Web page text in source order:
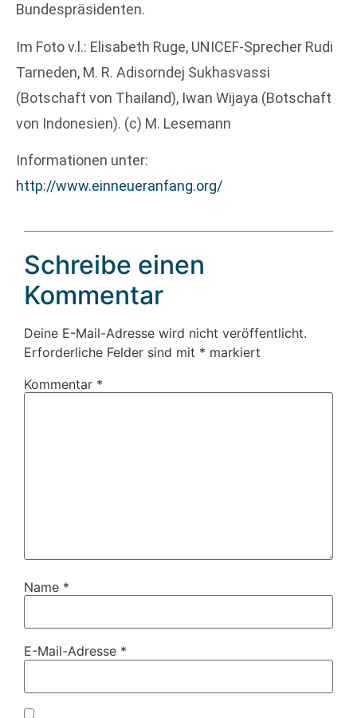
Bundespräsidenten.
Im Foto v.l.: Elisabeth Ruge, UNICEF-Sprecher Rudi
Tarneden, M. R. Adisorndej Sukhasvassi
(Botschaft von Thailand), Iwan Wijaya (Botschaft
von Indonesien). (c) M. Lesemann
Informationen unter:
http://www.einneueranfang.org/
Schreibe einen
Kommentar
Deine E-Mail-Adresse wird nicht veröffentlicht.
Erforderliche Felder sind mit * markiert
Kommentar *
Name *
E-Mail-Adresse *